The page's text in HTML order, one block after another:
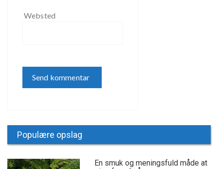
Websted
Populære opslag
En smuk og meningsfuld måde at